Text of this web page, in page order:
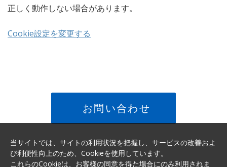
正しく動作しない場合があります。
Cookie設定を変更する
お問い合わせ
当サイトでは、サイトの利用状況を把握し、サービスの改善およ
び利便性向上のため、Cookieを使用しています。
これらのCookieは、お客様の同意を得た場合にのみ利用されま